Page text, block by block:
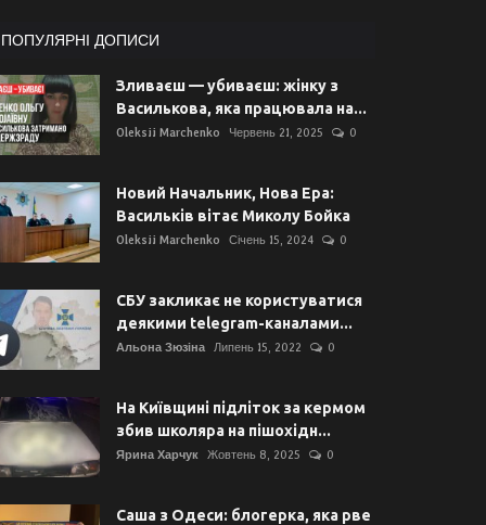
ПОПУЛЯРНІ ДОПИСИ
Зливаєш — убиваєш: жінку з
Василькова, яка працювала на...
Oleksii Marchenko Червень 21, 2025 0
Новий Начальник, Нова Ера:
Васильків вітає Миколу Бойка
Oleksii Marchenko Січень 15, 2024 0
СБУ закликає не користуватися
деякими telegram-каналами...
Альона Зюзіна Липень 15, 2022 0
На Київщині підліток за кермом
збив школяра на пішохідн...
Ярина Харчук Жовтень 8, 2025 0
Саша з Одеси: блогерка, яка рве